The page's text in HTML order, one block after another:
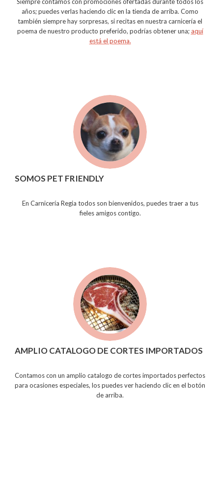
años; puedes verlas haciendo clic en la tienda de arriba. Como
también siempre hay sorpresas, si recitas en nuestra carnicería el
poema de nuestro producto preferido, podrías obtener una;aquí
está el poema.
SOMOS PET FRIENDLY
En Carnicería Regia todos son bienvenidos, puedes traer a tus
fieles amigos contigo.
AMPLIO CATALOGO DE CORTES IMPORTADOS
Contamos con un amplio catalogo de cortes importados perfectos
para ocasiones especiales, los puedes ver haciendo clic en el botón
de arriba.